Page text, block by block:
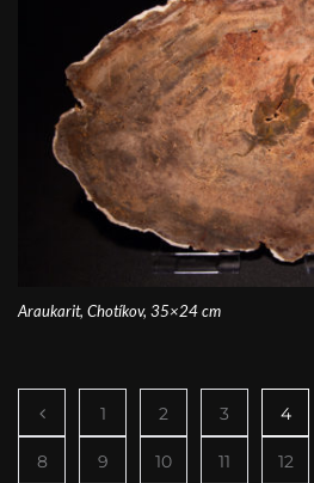
Araukarit, Chotíkov, 35×24 cm
1 2 3 4
8 9 10 11 12